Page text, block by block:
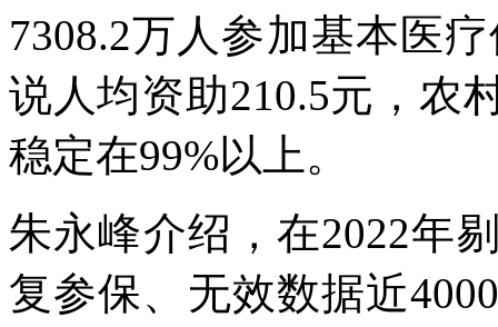
7308.2万人参加基本医
说人均资助210.5元，农
稳定在99%以上。
朱永峰介绍，在2022年
复参保、无效数据近